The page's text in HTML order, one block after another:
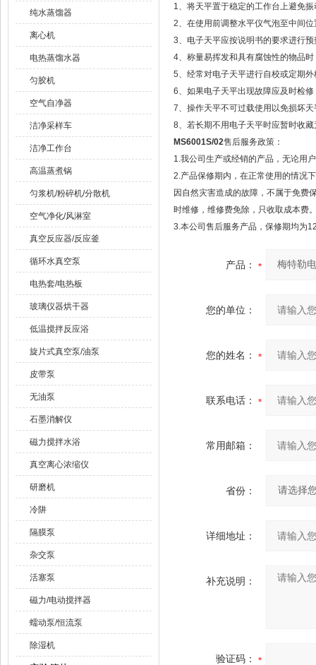
纯水蒸馏器
离心机
电热蒸馏水器
匀胶机
空气自净器
洁净采样车
洁净工作台
高温蒸煮锅
匀浆机/粉碎机/分散机
空气净化/风淋室
真空反应器/反应釜
循环水真空泵
电热套/电热板
玻璃仪器烘干器
低温搅拌反应浴
旋片式真空泵/油泵
皮带泵
无油泵
石墨消解仪
磁力搅拌水浴
真空离心浓缩仪
研磨机
冷阱
隔膜泵
杂交泵
活塞泵
磁力/电动搅拌器
蠕动泵/恒流泵
除湿机
1、将天平置于稳定的工作台上避免
2、在使用前调整水平仪气泡至中间位
3、电子天平应按说明书的要求进行预
4、称量易挥发和具有腐蚀性的物品
5、经常对电子天平进行自校或定期
6、如果电子天平出现故障应及时检修
7、操作天平不可过载使用以免损坏天
8、若长期不用电子天平时应暂时收藏
MS6001S/02售后服务政策：
1.我公司生产或经销的产品，无论用
2.产品保修期内，在正常使用的情况
因自然灾害造成的故障，不属于免费
时维修，维修费免除，只收取成本费
3.本公司售后服务产品，保修期均为
产品：
您的单位：
您的姓名：
联系电话：
常用邮箱：
省份：
详细地址：
补充说明：
验证码：